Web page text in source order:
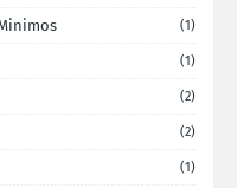
(1)
(1)
(2)
(2)
(1)